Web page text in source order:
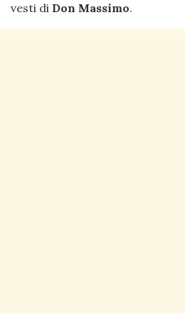
vesti di Don Massimo.